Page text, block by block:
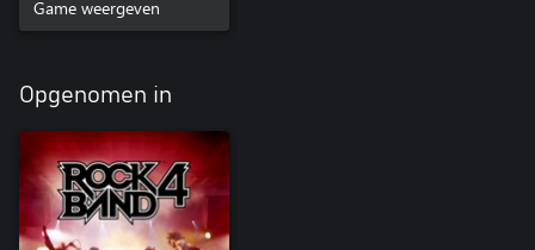
Game weergeven
Opgenomen in